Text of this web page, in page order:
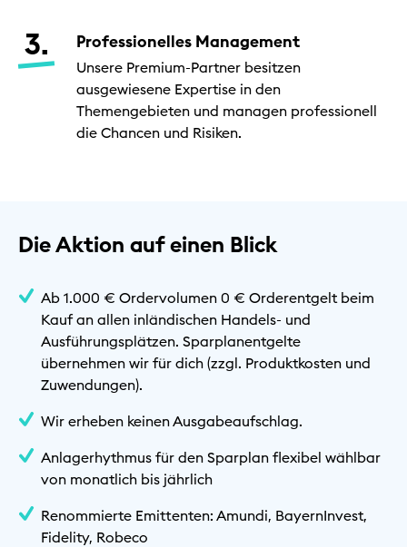
Professionelles Management
Unsere Premium-Partner besitzen
ausgewiesene Expertise in den
Themengebieten und managen professionell
die Chancen und Risiken.
Die Aktion auf einen Blick
Ab 1.000 € Ordervolumen 0 € Orderentgelt beim
Kauf an allen inländischen Handels- und
Ausführungsplätzen. Sparplanentgelte
übernehmen wir für dich (zzgl. Produktkosten und
Zuwendungen).
Wir erheben keinen Ausgabeaufschlag.
Anlagerhythmus für den Sparplan flexibel wählbar
von monatlich bis jährlich
Renommierte Emittenten: Amundi, BayernInvest,
Fidelity, Robeco